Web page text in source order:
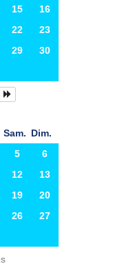
15
16
22
23
29
30
Sam. Dim.
5
6
12
13
19
20
26
27